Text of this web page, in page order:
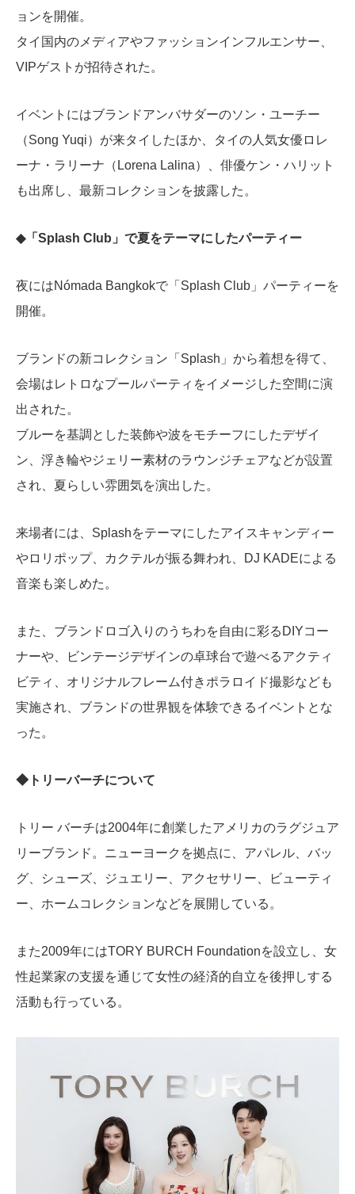
ョンを開催。
タイ国内のメディアやファッションインフルエンサー、
VIPゲストが招待された。
イベントにはブランドアンバサダーのソン・ユーチー
（Song Yuqi）が来タイしたほか、タイの人気女優ロレ
ーナ・ラリーナ（Lorena Lalina）、俳優ケン・ハリット
も出席し、最新コレクションを披露した。
◆「Splash Club」で夏をテーマにしたパーティー
夜にはNómada Bangkokで「Splash Club」パーティーを
開催。
ブランドの新コレクション「Splash」から着想を得て、
会場はレトロなプールパーティをイメージした空間に演
出された。
ブルーを基調とした装飾や波をモチーフにしたデザイ
ン、浮き輪やジェリー素材のラウンジチェアなどが設置
され、夏らしい雰囲気を演出した。
来場者には、Splashをテーマにしたアイスキャンディー
やロリポップ、カクテルが振る舞われ、DJ KADEによる
音楽も楽しめた。
また、ブランドロゴ入りのうちわを自由に彩るDIYコー
ナーや、ビンテージデザインの卓球台で遊べるアクティ
ビティ、オリジナルフレーム付きポラロイド撮影なども
実施され、ブランドの世界観を体験できるイベントとな
った。
◆トリーバーチについて
トリー バーチは2004年に創業したアメリカのラグジュア
リーブランド。ニューヨークを拠点に、アパレル、バッ
グ、シューズ、ジュエリー、アクセサリー、ビューティ
ー、ホームコレクションなどを展開している。
また2009年にはTORY BURCH Foundationを設立し、女
性起業家の支援を通じて女性の経済的自立を後押しする
活動も行っている。